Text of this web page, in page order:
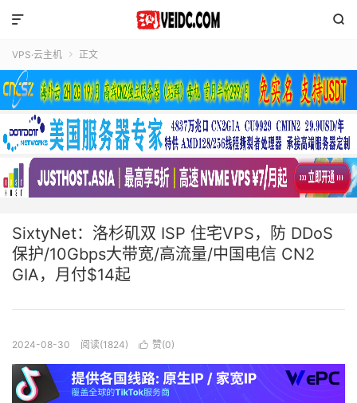


VPS·云主机  正文
SixtyNet：洛杉矶双 ISP 住宅VPS，防 DDoS
保护/10Gbps大带宽/高流量/中国电信 CN2
GIA，月付$14起
2024-08-30 阅读(1824)  赞(0)